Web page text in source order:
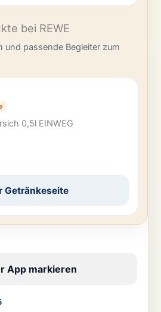
bei REWE
und passende Begleiter zum
0,5l EINWEG
Getränkeseite
App markieren